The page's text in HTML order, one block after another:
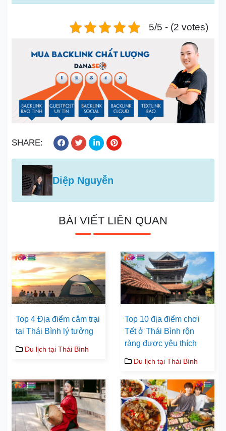
5/5 - (2 votes)
SHARE:
Diệp Nguyễn
BÀI VIẾT LIÊN QUAN
Top 4 Địa điểm cắm trại
tại Thái Bình lý tưởng
Du lịch tại Thái Bình
Top 10 địa điểm chơi
Tết ở Thái Bình rộn
ràng được yêu thích
Du lịch tại Thái Bình